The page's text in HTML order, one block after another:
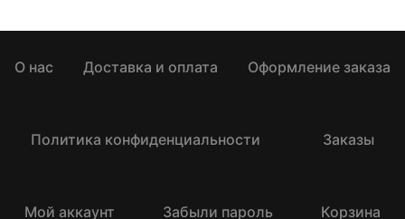
О нас Доставка и оплата Оформление заказа
Политика конфиденциальности Заказы
Мой аккаунт Забыли пароль Корзина